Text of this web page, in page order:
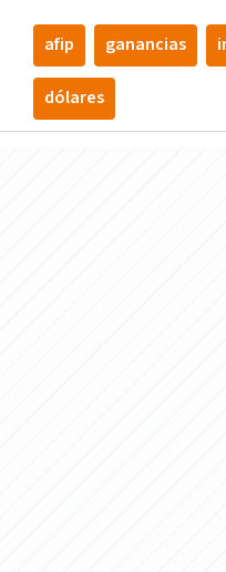
afip ganancias
dólares